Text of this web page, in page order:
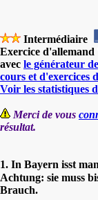
Intermédiaire
Exercice
avec le générateur
cours et d'exercices
Voir les statistiques
Merci de vous
résultat.
1. In Bayern isst
Achtung: sie muss
Brauch.